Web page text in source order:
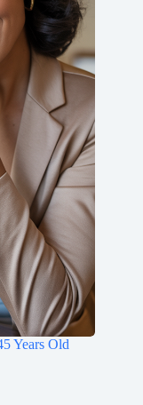
Years Old